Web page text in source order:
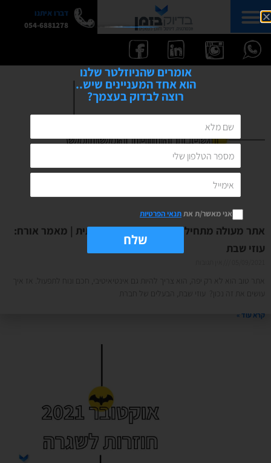
דברו איתנו
054-6881278
אתר מעולה מתחיל בחוויית משתמש איכותית | מאמר אורח:
עוזי שבת
אתר טוב הוא לא רק יפה, הוא צריך להיות גם אינטיאיטיבי, חכם ונוח לתפעול. אז איך
עושים את זה נכון? עוזי שבת, הבעלים של חברת
קרא עוד »
אומרים שהניוזלטר שלנו
הוא אחד המעניינים שיש..
רוצה לבדוק בעצמך?
אני מאשר/ת אתתנאי הפרטיות
שלח